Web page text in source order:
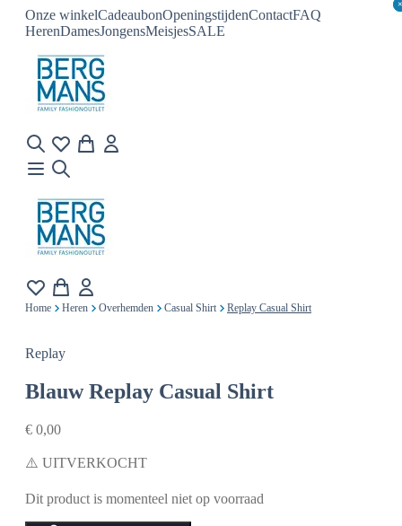
Onze winkelCadeaubonOpeningstijdenContactFAQ
HerenDamesJongensMeisjesSALE
×
×
Home Heren Overhemden Casual Shirt Replay Casual Shirt
Replay
Blauw Replay Casual Shirt
€ 0,00
⚠️ UITVERKOCHT
Dit product is momenteel niet op voorraad